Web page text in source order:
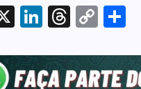
X LinkedIn
Threads
Copy